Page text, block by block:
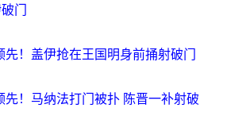
门
！盖伊抢在王国明身前捅射破门
！马纳法打门被扑 陈晋一补射破